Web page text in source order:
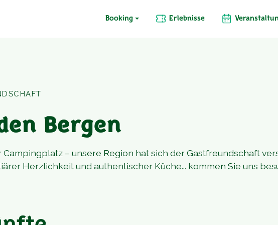
Booking Erlebnisse
Bergen
Campingplatz – unsere Region hat sich der Gastfreundschaft
Herzlichkeit und authentischer Küche... kommen Sie uns